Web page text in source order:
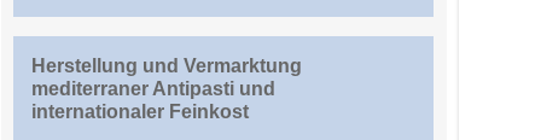
Herstellung und Vermarktung
mediterraner Antipasti und
internationaler Feinkost